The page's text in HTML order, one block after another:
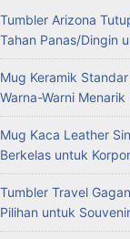
Tumbler Arizona
Tahan Panas/Dingin
Mug Keramik
Warna-Warni
Mug Kaca Leather
Berkelas untuk
Tumbler Travel
Pilihan untuk